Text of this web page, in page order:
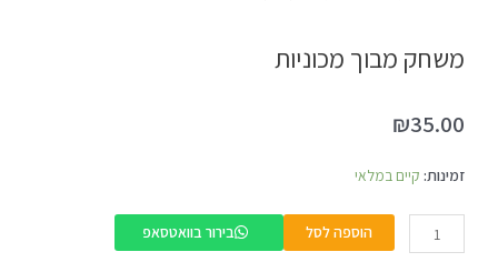
משחק מבוך מכוניות
₪35.00
זמינות: קיים במלאי
כמות
מבוך
הוספה לסל בירור בוואטסאפ